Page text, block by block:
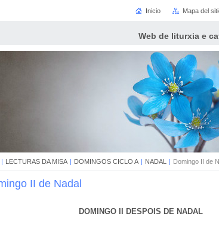
Web de liturxia e
| LECTURAS DA MISA | DOMINGOS CICLO A | NADAL | Domingo II de
II de Nadal
DOMINGO II DESPOIS DE NADAL
Inicio Mapa del